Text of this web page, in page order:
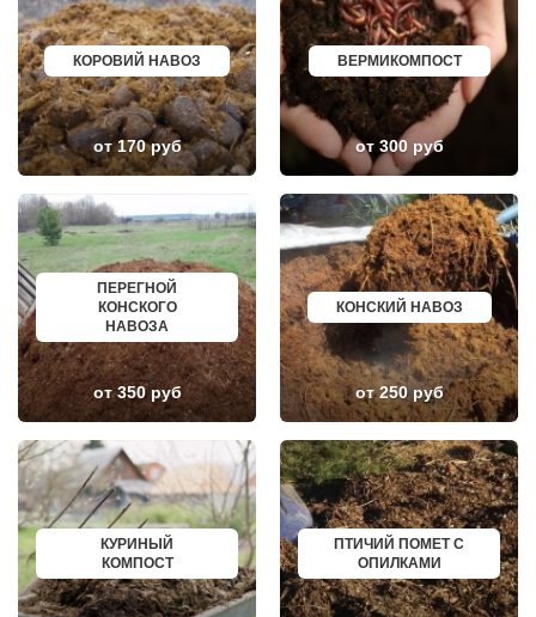
ЛУХОВИЦЫ
ЛЫТКАРИНО
ЛЬВОВСКИЙ
ЛЮБЕРЦЫ
ЛЮБУЧАНЫ
МАЛАХОВКА
МАЛИНО
МАМЫРИ
МАРФИНО
МЕНДЕЛЕЕВО
МЕШКОВО
МЕЩЕРИНО
МИХНЕВО
МИШЕРОНСКИЙ
МОЖАЙСК
МОЛОДЕЖНЫЙ
МОЛОКОВО
МОНИНО
МОСКОВСКИЙ
МУХАНОВО
МЫТИЩИ
НАРО-ФОМИНСК
НАХАБИНО
НЕКРАСОВКА
НЕКРАСОВСКИЙ
НЕМЧИНОВКА
НИЖНЕЕ ВАЛУЕВО
НОВИНКИ
НОВОБРАТЦЕВСКИЙ
НОВОИВАНОВСКОЕ
НОВОПЕТРОВСКОЕ
НОВОПОДРЕЗКОВО
ДИМИТРОВГРАД
СИМ
МАЛОЯРОСЛАВЕЦ
МАРИИНСК
МИНУСИНСК
ВЕРХНЯЯ ПЫШМА
РОССОШЬ
УСТЬ ЛАБИНСК
КОМСОМОЛЬСК
РЖЕВ
АЛЕКСЕЕВКА
ВЯЗЬМА
ИШИМ
ПОКРОВ
ЗЕЛЕНОДОЛЬСК
ЛИВНЫ
БОБРОВ
ЛИСКИ
КУЗНЕЦК
БАЛАШОВ
ВЫШНИЙ ВОЛОЧЕК
БЕЛОЯРСКИЙ
ГУСЬ ХРУСТАЛЬНЫЙ
ИЗБЕРБАШ
НАЗРАНЬ
АБИНСК
ПЕРЕВОЗ
ИСКИТИМ
СЫСЕРТЬ
КЫЗЫЛ
МИХАЙЛОВКА
АКСАЙ
КОРОВИЙ НАВОЗ
от 170 руб
ВЕРМИКОМПОСТ
от 300 руб
ПЕРЕГНОЙ
КОНСКОГО
НАВОЗА
от 350 руб
КОНСКИЙ НАВОЗ
от 250 руб
КУРИНЫЙ
КОМПОСТ
ПТИЧИЙ ПОМЕТ С
ОПИЛКАМИ